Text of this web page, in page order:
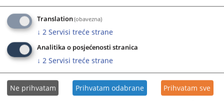
Translation(obavezna)
↓ 2 Servisi treće strane
Analitika o posjećenosti stranica
↓ 2 Servisi treće strane
Ne prihvatam Prihvatam odabrane Prihvatam sve